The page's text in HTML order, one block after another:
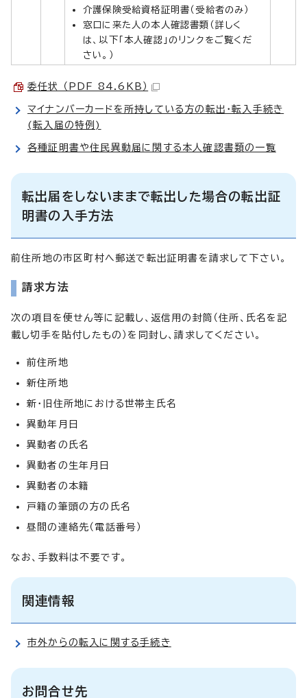
介護保険受給資格証明書（受給者のみ）
窓口に来た人の本人確認書類（詳しく
は、以下「本人確認」のリンクをご覧くだ
さい。）
委任状 （PDF 84.6KB）
マイナンバーカードを所持している方の転出・転入手続き
(転入届の特例)
各種証明書や住民異動届に関する本人確認書類の一覧
転出届をしないままで転出した場合の転出証
明書の入手方法
前住所地の市区町村へ郵送で転出証明書を請求して下さい。
請求方法
次の項目を便せん等に記載し、返信用の封筒（住所、氏名を記
載し切手を貼付したもの）を同封し、請求してください。
前住所地
新住所地
新・旧住所地における世帯主氏名
異動年月日
異動者の氏名
異動者の生年月日
異動者の本籍
戸籍の筆頭の方の氏名
昼間の連絡先（電話番号）
なお、手数料は不要です。
関連情報
市外からの転入に関する手続き
お問合せ先